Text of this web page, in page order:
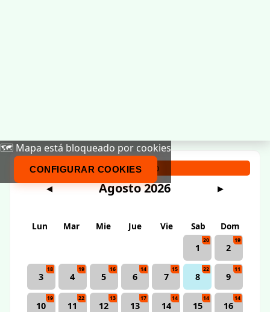
🗺️ Mapa está bloqueado por cookies
CONFIGURAR COOKIES
Calendario
◀ Agosto 2026 ▶
Lun Mar Mie Jue Vie Sab
Dom
1
20
2
19
3
18
4
19
5
16
6
14
7
15
8
22
9
11
10
19
11
22
12
13
13
17
14
14
15
14
16
14